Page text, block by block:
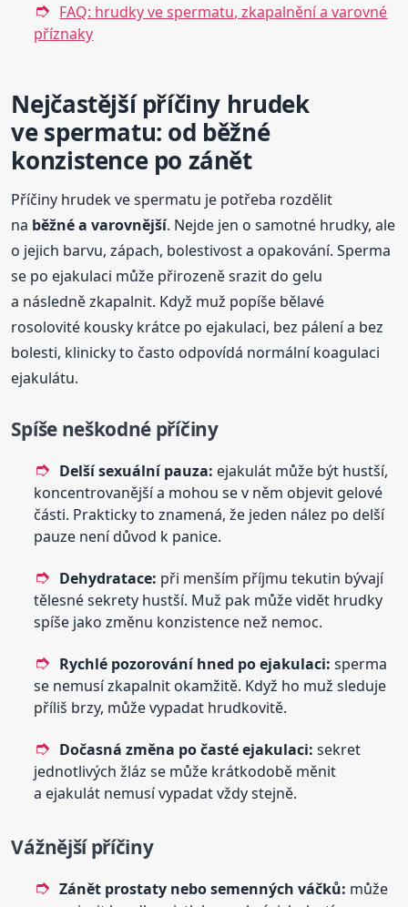
FAQ: hrudky ve spermatu, zkapalnění a varovné
příznaky
Nejčastější příčiny hrudek
ve spermatu: od běžné
konzistence po zánět
Příčiny hrudek ve spermatu je potřeba rozdělit
na běžné a varovnější. Nejde jen o samotné hrudky, ale
o jejich barvu, zápach, bolestivost a opakování. Sperma
se po ejakulaci může přirozeně srazit do gelu
a následně zkapalnit. Když muž popíše bělavé
rosolovité kousky krátce po ejakulaci, bez pálení a bez
bolesti, klinicky to často odpovídá normální koagulaci
ejakulátu.
Spíše neškodné příčiny
Delší sexuální pauza: ejakulát může být hustší,
koncentrovanější a mohou se v něm objevit gelové
části. Prakticky to znamená, že jeden nález po delší
pauze není důvod k panice.
Dehydratace: při menším příjmu tekutin bývají
tělesné sekrety hustší. Muž pak může vidět hrudky
spíše jako změnu konzistence než nemoc.
Rychlé pozorování hned po ejakulaci: sperma
se nemusí zkapalnit okamžitě. Když ho muž sleduje
příliš brzy, může vypadat hrudkovitě.
Dočasná změna po časté ejakulaci: sekret
jednotlivých žláz se může krátkodobě měnit
a ejakulát nemusí vypadat vždy stejně.
Vážnější příčiny
Zánět prostaty nebo semenných váčků: může